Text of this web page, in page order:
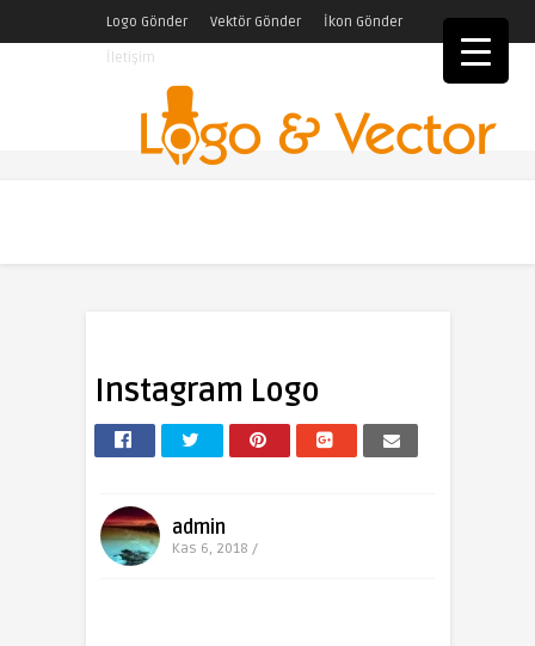
Logo Gönder Vektör Gönder
İkon Gönder
İletişim
Instagram Logo
admin
Kas 6, 2018 /